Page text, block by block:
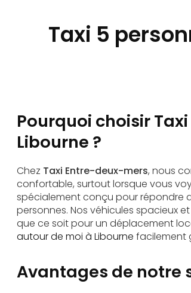
Taxi 5
Pourquoi choisir
Libourne ?
Chez Taxi Entre-deux-mers, nous
confortable, surtout lorsque vous
spécialement conçu pour répondre
personnes. Nos véhicules spacieux
que ce soit pour un déplacement
autour de moi à Libourne facilement
Avantages de notre